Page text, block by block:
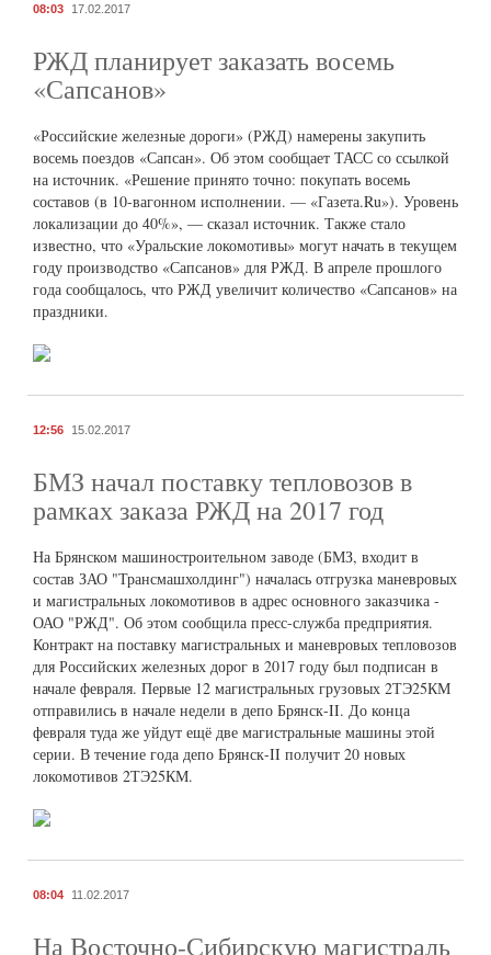
08:03 17.02.2017
РЖД планирует заказать восемь
«Сапсанов»
«Российские железные дороги» (РЖД) намерены закупить
восемь поездов «Сапсан». Об этом сообщает ТАСС со ссылкой
на источник. «Решение принято точно: покупать восемь
составов (в 10-вагонном исполнении. — «Газета.Ru»). Уровень
локализации до 40%», — сказал источник. Также стало
известно, что «Уральские локомотивы» могут начать в текущем
году производство «Сапсанов» для РЖД. В апреле прошлого
года сообщалось, что РЖД увеличит количество «Сапсанов» на
праздники.
12:56 15.02.2017
БМЗ начал поставку тепловозов в
рамках заказа РЖД на 2017 год
На Брянском машиностроительном заводе (БМЗ, входит в
состав ЗАО "Трансмашхолдинг") началась отгрузка маневровых
и магистральных локомотивов в адрес основного заказчика -
ОАО "РЖД". Об этом сообщила пресс-служба предприятия.
Контракт на поставку магистральных и маневровых тепловозов
для Российских железных дорог в 2017 году был подписан в
начале февраля. Первые 12 магистральных грузовых 2ТЭ25КМ
отправились в начале недели в депо Брянск-II. До конца
февраля туда же уйдут ещё две магистральные машины этой
серии. В течение года депо Брянск-II получит 20 новых
локомотивов 2ТЭ25КМ.
08:04 11.02.2017
На Восточно-Сибирскую магистраль